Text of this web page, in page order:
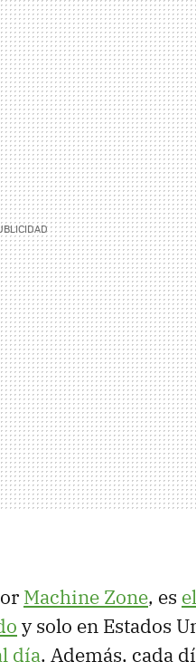
Machine Zone, es
y solo en Estados
día. Además, cada